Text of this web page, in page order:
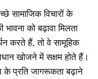
सामाजिक विचारों के
को बढ़ावा मिलता
करते हैं, तो वे सामूहिक
खोजने में सक्षम होते हैं।
के प्रति जागरूकता बढ़ाने